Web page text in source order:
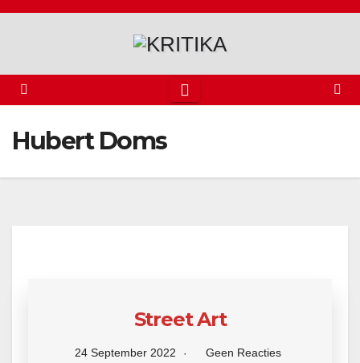
Spring
inhoud
Hubert Doms
Street Art
24 September 2022 Geen Reacties